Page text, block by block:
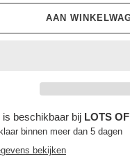
AAN
is beschikbaar bij LOTS
binnen meer dan 5 dagen
bekijken